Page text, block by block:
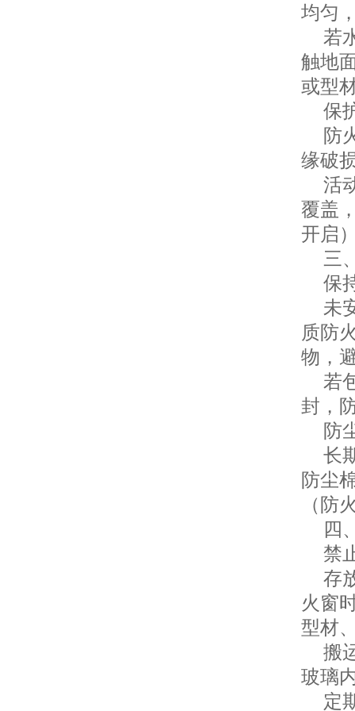
均匀
若
触地
或型
保
防
缘破
活
覆盖
开启
三
保
未
质防
物，
若
封，
防
长
防尘
（防
四
禁
存
火窗
型材
搬
玻璃
定